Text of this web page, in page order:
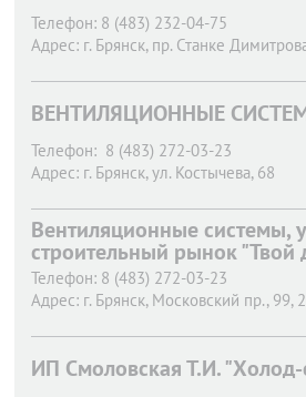
Телефон: 8 (483) 232-04-75
Адрес: г. Брянск, пр. Станке
ВЕНТИЛЯЦИОННЫЕ
Телефон: 8 (483) 272-03-23
Адрес: г. Брянск, ул. Костычева, 68
Вентиляционные системы,
строительный рынок "Твой
Телефон: 8 (483) 272-03-23
Адрес: г. Брянск, Московский пр., 99,
ИП Смоловская Т.И. "Холод-